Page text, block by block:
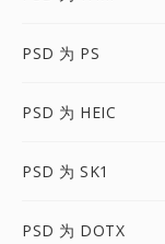
PSD 为 PS
PSD 为 HEIC
PSD 为 SK1
PSD 为 DOTX